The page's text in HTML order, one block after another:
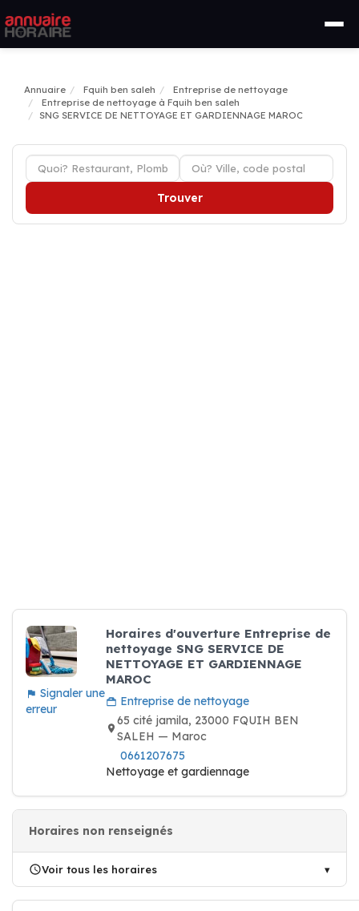
Annuaire Fquih ben saleh
Entreprise de nettoyage
Entreprise de nettoyage à Fquih ben saleh
SNG SERVICE DE NETTOYAGE ET GARDIENNAGE MAROC
Trouver
Signaler une
erreur
Horaires d'ouverture Entreprise de
nettoyage SNG SERVICE DE
NETTOYAGE ET GARDIENNAGE
MAROC
Entreprise de nettoyage
65 cité jamila, 23000 FQUIH BEN
SALEH — Maroc
0661207675
Nettoyage et gardiennage
Horaires non renseignés
Voir tous les horaires